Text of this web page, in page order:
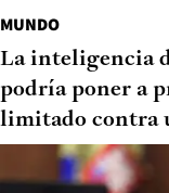
MUNDO
La inteligencia
podría poner a
limitado contra